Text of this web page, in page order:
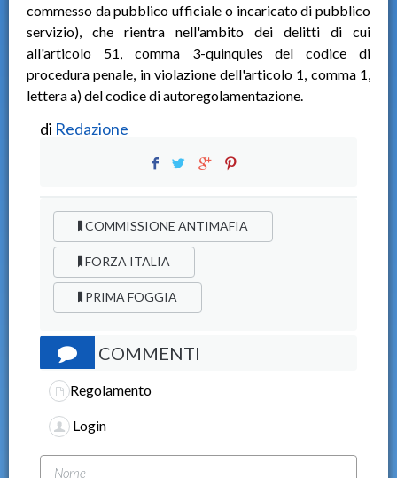
commesso da pubblico ufficiale o incaricato di pubblico
servizio), che rientra nell'ambito dei delitti di cui
all'articolo 51, comma 3-quinquies del codice di
procedura penale, in violazione dell'articolo 1, comma 1,
lettera a) del codice di autoregolamentazione.
di Redazione
COMMISSIONE ANTIMAFIA
FORZA ITALIA
PRIMA FOGGIA
COMMENTI
Regolamento
Login